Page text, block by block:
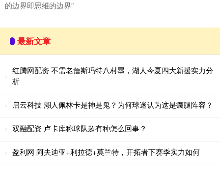
的边界即思维的边界”
最新文章
红腾网配资 不需老詹斯玛特八村塁，湖人今夏四大新援实力分
析
启云科技 湖人佩林卡是神是鬼？为何球迷认为这是瘸腿阵容？
双融配资 卢卡库称球队超有种怎么回事？
盈利网 阿夫迪亚+利拉德+莫兰特，开拓者下赛季实力如何